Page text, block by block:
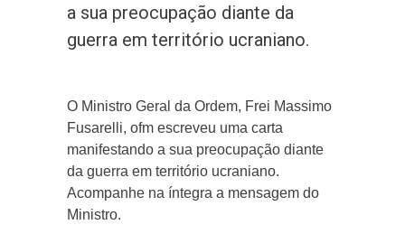
a sua preocupação diante da
guerra em território ucraniano.
O Ministro Geral da Ordem, Frei Massimo
Fusarelli, ofm escreveu uma carta
manifestando a sua preocupação diante
da guerra em território ucraniano.
Acompanhe na íntegra a mensagem do
Ministro.